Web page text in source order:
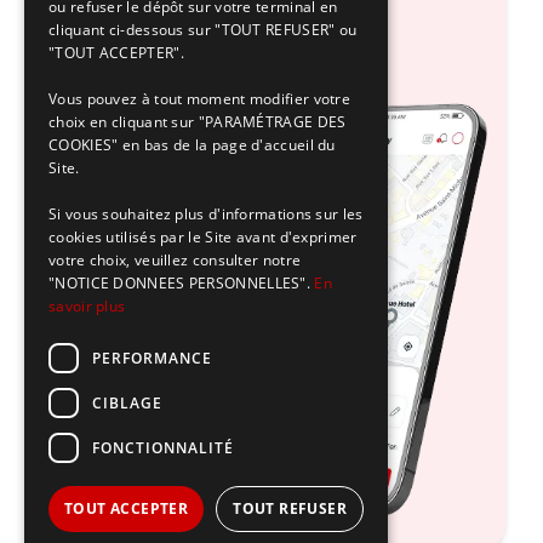
Login
ou refuser le dépôt sur votre terminal en
cliquant ci-dessous sur "TOUT REFUSER" ou
"TOUT ACCEPTER".
Vous pouvez à tout moment modifier votre
choix en cliquant sur "PARAMÉTRAGE DES
COOKIES" en bas de la page d'accueil du
Site.
Si vous souhaitez plus d'informations sur les
cookies utilisés par le Site avant d'exprimer
votre choix, veuillez consulter notre
"NOTICE DONNEES PERSONNELLES". En
savoir plus
PERFORMANCE
CIBLAGE
FONCTIONNALITÉ
TOUT ACCEPTER TOUT REFUSER